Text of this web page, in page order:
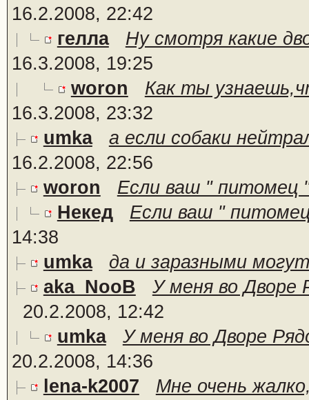
16.2.2008, 22:42
гелла
Ну смотря какие
16.3.2008, 19:25
woron
Как ты
16.3.2008, 23:32
umka
а если собаки
16.2.2008, 22:56
woron
Если ваш " питомец
Некед
Если ваш "
14:38
umka
да и заразными
aka_NooB
У меня во Дворе
20.2.2008, 12:42
umka
У меня во Дворе
20.2.2008, 14:36
lena-k2007
Мне очень